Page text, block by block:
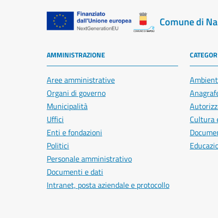
Comune di
AMMINISTRAZIONE
Aree amministrative
Organi di governo
Municipalità
Uffici
Enti e fondazioni
Politici
Personale amministrativo
Documenti e dati
Intranet, posta aziendale e protocollo
Cultura